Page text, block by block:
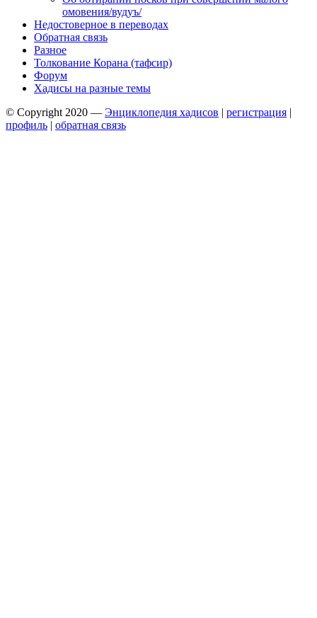
омовения/вудуъ/
Недостоверное в переводах
Обратная связь
Разное
Толкование Корана (тафсир)
Форум
Хадисы на разные темы
© Copyright 2020 — Энциклопедия хадисов | регистрация |
профиль | обратная связь